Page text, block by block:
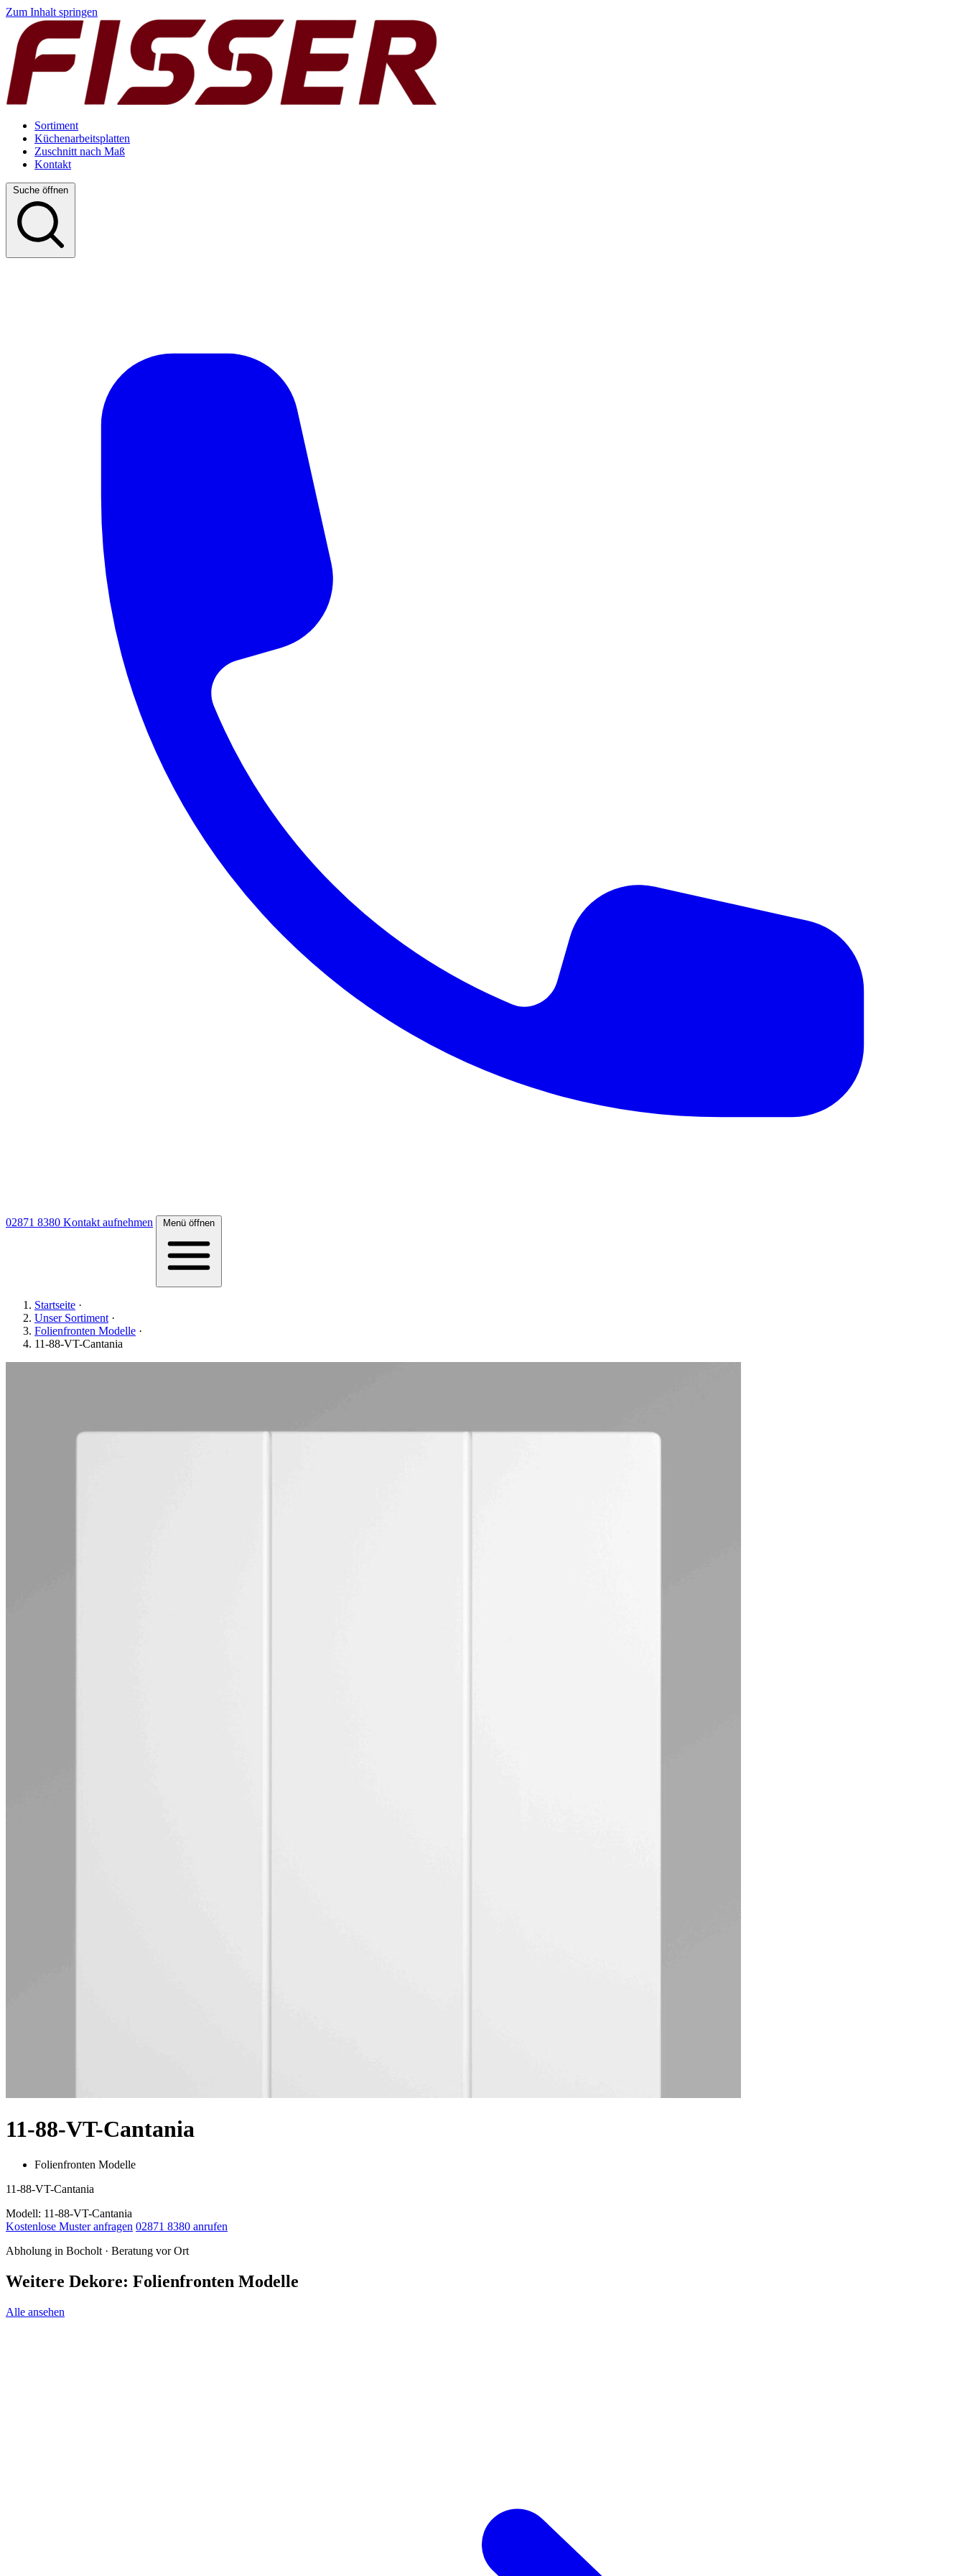
Zum Inhalt springen
Sortiment
Küchenarbeitsplatten
Zuschnitt nach Maß
Kontakt
Suche öffnen
02871 8380 Kontakt aufnehmen Menü öffnen
Startseite ·
Unser Sortiment ·
Folienfronten Modelle ·
11-88-VT-Cantania
11-88-VT-Cantania
Folienfronten Modelle
11-88-VT-Cantania
Modell: 11-88-VT-Cantania
Kostenlose Muster anfragen 02871 8380 anrufen
Abholung in Bocholt · Beratung vor Ort
Weitere Dekore: Folienfronten Modelle
Alle ansehen